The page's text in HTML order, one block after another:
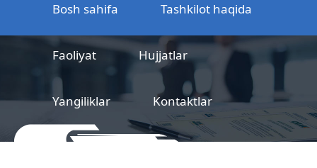
Bosh sahifa Tashkilot haqida
Faoliyat Hujjatlar
Yangiliklar Kontaktlar